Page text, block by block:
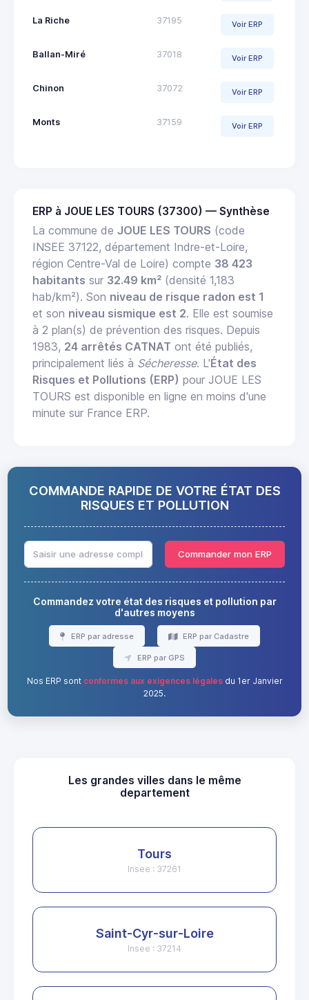
La Riche 37195 Voir ERP
Ballan-Miré 37018 Voir ERP
Chinon 37072 Voir ERP
Monts 37159 Voir ERP
ERP à JOUE LES TOURS (37300) — Synthèse
La commune de JOUE LES TOURS (code
INSEE 37122, département Indre-et-Loire,
région Centre-Val de Loire) compte 38 423
habitants sur 32.49 km² (densité 1,183
hab/km²). Son niveau de risque radon est 1
et son niveau sismique est 2. Elle est soumise
à 2 plan(s) de prévention des risques. Depuis
1983, 24 arrêtés CATNAT ont été publiés,
principalement liés à Sécheresse. L'État des
Risques et Pollutions (ERP) pour JOUE LES
TOURS est disponible en ligne en moins d'une
minute sur France ERP.
COMMANDE RAPIDE DE VOTRE ÉTAT DES
RISQUES ET POLLUTION
Commander mon ERP
Commandez votre état des risques et pollution par
d'autres moyens
ERP par adresse ERP par Cadastre
ERP par GPS
Nos ERP sont conformes aux exigences légalesdu 1er Janvier
2025.
Les grandes villes dans le même
departement
Tours
Insee : 37261
Saint-Cyr-sur-Loire
Insee : 37214